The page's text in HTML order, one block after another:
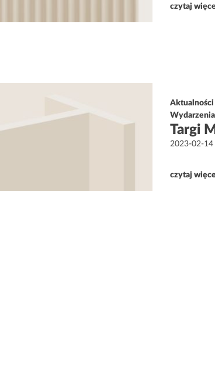
czytaj
Aktualności
Wydarzenia
Targi
2023-02-14
czytaj